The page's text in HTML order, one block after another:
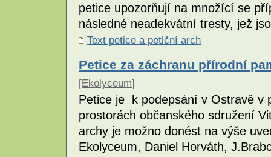
petice upozorňují na množící se
následné neadekvátní tresty, jež
Text petice a petiční arch
Petice za záchranu přírodní
[Ekolyceum]
Petice je k podepsání v Ostravě v
prostorách občanského sdružení
archy je možno donést na výše
Ekolyceum, Daniel Horváth,